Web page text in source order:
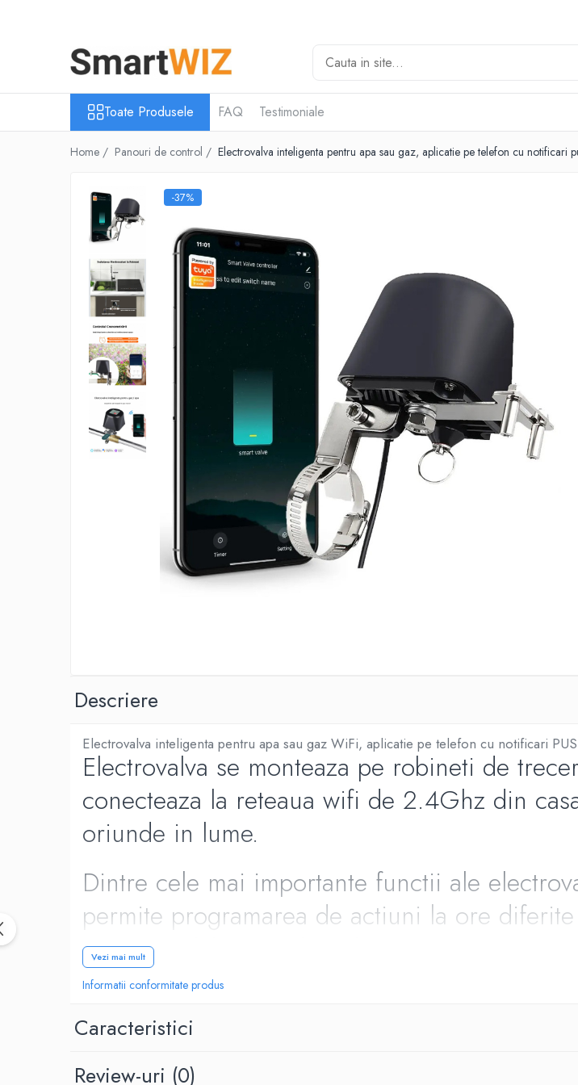
Toate Produsele
Camere de supraveghere
Prize Inteligente
Lumina Inteligenta
Panouri de control
Senzori Inteligenti
Telecomenzi Inteligente
Termostate Wi-Fi
Toate Produsele FAQ Testimoniale
Home / Panouri de control / Electrovalva inteligenta pentru apa sau gaz, aplicatie pe telefon cu
-37%
Descriere
Electrovalva inteligenta pentru apa sau gaz WiFi, aplicatie pe telefon cu notificari
Electrovalva se monteaza pe robineti de
conecteaza la reteaua wifi de 2.4Ghz din
oriunde in lume.
Dintre cele mai importante functii ale
permite programarea de actiuni la ore
meteo, astfel ca gradina dsv va avea mereu
Scenarii posibile :
Pornire irigarie gazon / gradina, in functie
Vezi mai mult
Informatii conformitate produs
Caracteristici
Review-uri (0)